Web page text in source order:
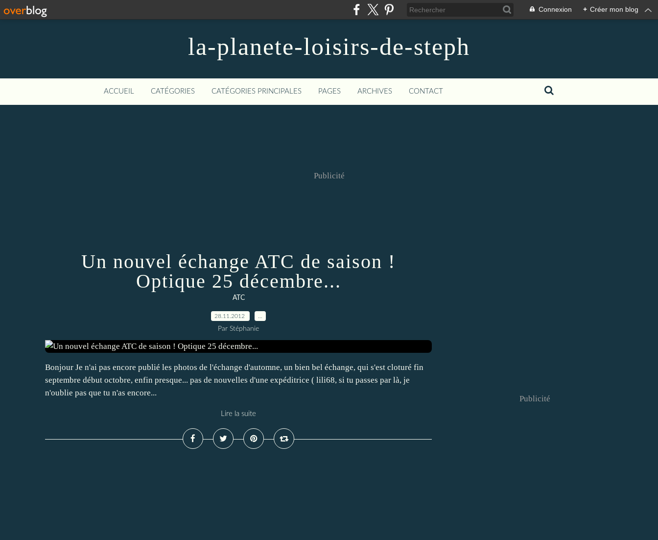
Connexion + Créer mon blog
la-planete-loisirs-de-steph
ACCUEIL CATÉGORIES CATÉGORIES PRINCIPALES PAGES ARCHIVES CONTACT
Publicité
Un nouvel échange ATC de saison !
Optique 25 décembre...
ATC
28.11.2012
Par Stéphanie
Bonjour Je n'ai pas encore publié les photos de l'échange d'automne, un bien bel échange, qui s'est cloturé fin
septembre début octobre, enfin presque... pas de nouvelles d'une expéditrice ( lili68, si tu passes par là, je
n'oublie pas que tu n'as encore...
Lire la suite
Publicité